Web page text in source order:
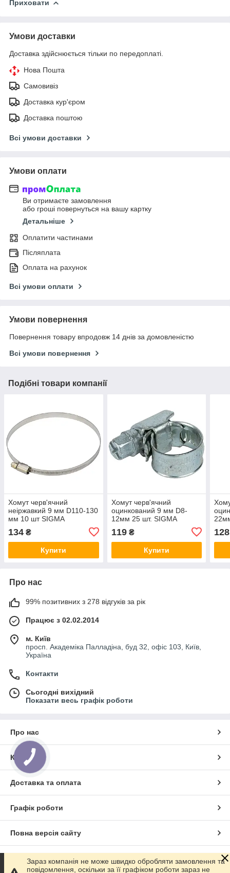
Приховати
Умови доставки
Доставка здійснюється тільки по передоплаті.
Нова Пошта
Самовивіз
Доставка кур'єром
Доставка поштою
Всі умови доставки
Умови оплати
Ви отримаєте замовлення
або гроші повернуться на вашу картку
Детальніше
Оплатити частинами
Післяплата
Оплата на рахунок
Всі умови оплати
Умови повернення
Повернення товару впродовж 14 днів за домовленістю
Всі умови повернення
Подібні товари компанії
Хомут черв'ячний
неіржавкий 9 мм D110-130
мм 10 шт SIGMA
134 ₴
Купити
Хомут черв'ячний
оцинкований 9 мм D8-
12мм 25 шт. SIGMA
119₴
Купити
128
Про нас
99% позитивних з 278 відгуків за рік
Працює з 02.02.2014
м. Київ
просп. Академіка Палладіна, буд 32, офіс 103, Київ,
Україна
Контакти
Сьогодні вихідний
Показати весь графік роботи
Про нас
Контакти
Доставка та оплата
Графік роботи
Повна версія сайту
Сайт створено на маркетплейсі Prom.ua
Зараз компанія не може швидко обробляти замовлення та
повідомлення, оскільки за її графіком роботи зараз не